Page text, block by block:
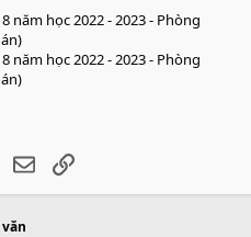
năm học 2022 - 2023 - Phòng
năm học 2022 - 2023 - Phòng
WhatsApp
EmailLink